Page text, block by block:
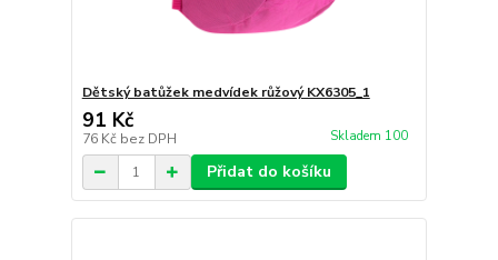
Dětský batůžek medvídek růžový KX6305_1
91 Kč
76 Kč bez DPH Skladem 100
Přidat do košíku